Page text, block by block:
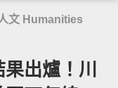
文 Humanities
出爐！川